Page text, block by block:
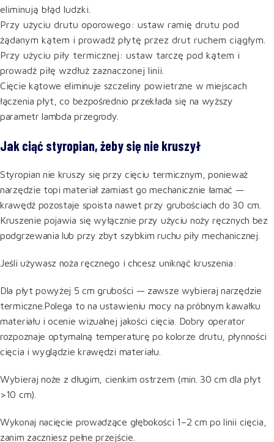
eliminują błąd ludzki.
Przy użyciu drutu oporowego: ustaw ramię drutu pod
żądanym kątem i prowadź płytę przez drut ruchem ciągłym.
Przy użyciu piły termicznej: ustaw tarczę pod kątem i
prowadź piłę wzdłuż zaznaczonej linii.
Cięcie kątowe eliminuje szczeliny powietrzne w miejscach
łączenia płyt, co bezpośrednio przekłada się na wyższy
parametr lambda przegrody.
Jak ciąć styropian, żeby się nie kruszył
Styropian nie kruszy się przy cięciu termicznym, ponieważ
narzędzie topi materiał zamiast go mechanicznie łamać —
krawędź pozostaje spoista nawet przy grubościach do 30 cm.
Kruszenie pojawia się wyłącznie przy użyciu noży ręcznych bez
podgrzewania lub przy zbyt szybkim ruchu piły mechanicznej.
Jeśli używasz noża ręcznego i chcesz uniknąć kruszenia:
Dla płyt powyżej 5 cm grubości — zawsze wybieraj narzędzie
termiczne.Polega to na ustawieniu mocy na próbnym kawałku
materiału i ocenie wizualnej jakości cięcia. Dobry operator
rozpoznaje optymalną temperaturę po kolorze drutu, płynności
cięcia i wyglądzie krawędzi materiału.
Wybieraj noże z długim, cienkim ostrzem (min. 30 cm dla płyt
>10 cm).
Wykonaj nacięcie prowadzące głębokości 1–2 cm po linii cięcia,
zanim zaczniesz pełne przejście.